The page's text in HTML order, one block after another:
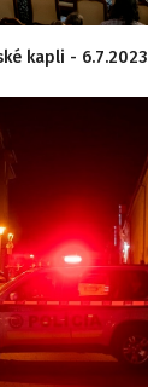
kapli - 6.7.2023